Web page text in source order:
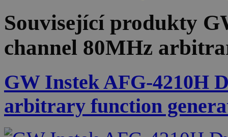
Související produkty
channel 80MHz
GW Instek AFG-4210H
arbitrary function